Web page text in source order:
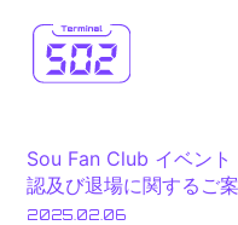
DIARY
Sou Fan Club イベン
認及び退場に関するご
2025.02.06